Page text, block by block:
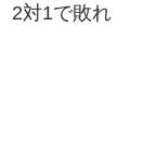
2対1で敗れ